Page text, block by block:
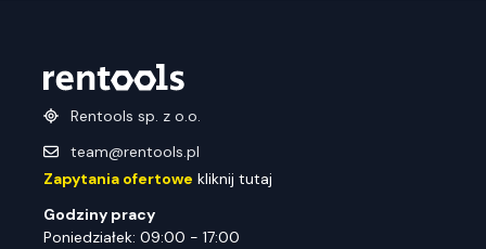
Rentools sp. z o.o.
team@rentools.pl
Zapytania ofertowe kliknij tutaj
Godziny pracy
Poniedziałek: 09:00 - 17:00